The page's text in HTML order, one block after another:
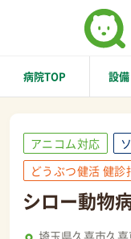
病院TOP 設
アニコム対応
どうぶつ健活 健診
シロー動物